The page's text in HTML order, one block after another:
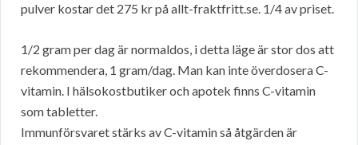
pulver kostar det 275 kr på allt-fraktfritt.se. 1/4 av priset.
1/2 gram per dag är normaldos, i detta läge är stor dos att
rekommendera, 1 gram/dag. Man kan inte överdosera C-
vitamin. I hälsokostbutiker och apotek finns C-vitamin
som tabletter.
Immunförsvaret stärks av C-vitamin så åtgärden är